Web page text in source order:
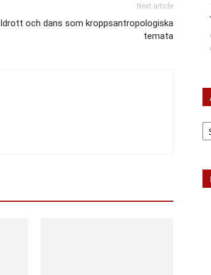
Next article
Idrott och dans som kroppsantropologiska
temata